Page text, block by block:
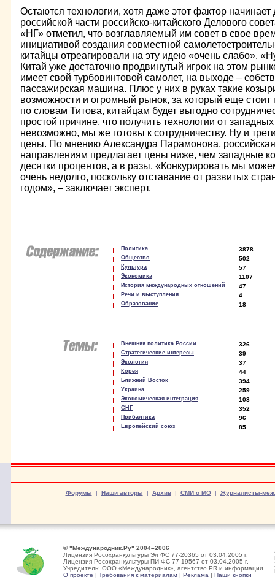
Остаются технологии, хотя даже этот фактор
российской части российско-китайского Делового
«НГ» отметил, что возглавляемый им совет в свое
инициативой создания совместной
китайцы отреагировали на эту идею «очень слабо».
Китай уже достаточно продвинутый игрок на этом
имеет свой турбовинтовой самолет, на выходе –
пассажирская машина. Плюс у них в руках такие
возможности и огромный рынок, за который еще
по словам Титова, китайцам будет выгодно
простой причине, что получить технологии от
невозможно, мы же готовы к сотрудничеству. Ну и
цены. По мнению Александра Парамонова,
направлениям предлагает цены ниже, чем западные
десятки процентов, а в разы. «Конкурировать мы
очень недолго, поскольку отставание от развитых
годом», – заключает эксперт.
Политика 3878
Общество 502
Культура 57
Экономика 1107
История международных отношений 47
Речи и выступления 4
Образование 18
Внешняя политика России 326
Стратегические интересы 39
Экология 37
Корея 44
Ближний Восток 394
Украина 259
Экономическая интеграция 108
СНГ 352
Прибалтика 96
Европейский союз 85
Форумы | Наши авторы | Архив| СМИ о МО| Журналисты-
© "Международник.Ру" 2004–2006
Лицензия Росохранкультуры Эл ФС 77-20365 от 03.04.2005 г.
Лицензия Росохранкультуры ПИ ФС 77-19567 от 03.04.2005 г.
Учредитель: ООО «Международник», агентство PR и информации
О проекте | Требования к материалам | Реклама | Наши кнопки